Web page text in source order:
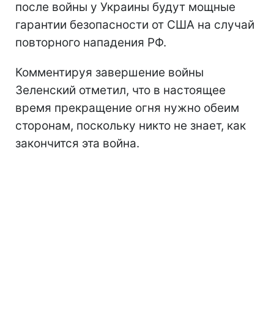
после войны у Украины будут мощные
гарантии безопасности от США на случай
повторного нападения РФ.
Комментируя завершение войны
Зеленский отметил, что в настоящее
время прекращение огня нужно обеим
сторонам, поскольку никто не знает, как
закончится эта война.